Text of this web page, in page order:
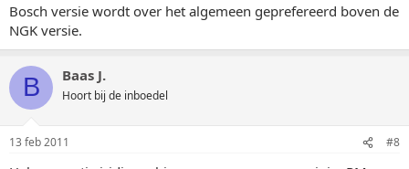
Bosch versie wordt over het algemeen geprefereerd boven de
NGK versie.
B Baas J.
Hoort bij de inboedel
13 feb 2011 #8